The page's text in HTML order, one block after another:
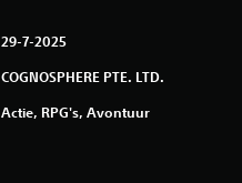
29-7-2025
COGNOSPHERE PTE. LTD.
Actie, RPG's, Avontuur